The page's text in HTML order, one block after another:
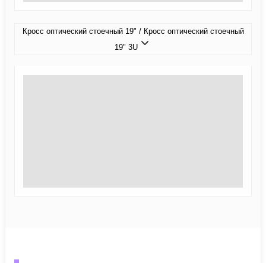
Кросс оптический стоечный 19" / Кросс оптический стоечный
19" 3U